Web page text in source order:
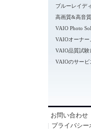
ブルーレイデ
高画質&高音質
VAIO Photo
VAIOオーナー
VAIO品質試験
VAIOのサービ
お問い合わせ
プライバシー